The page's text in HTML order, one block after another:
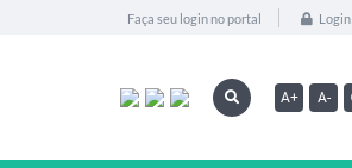
Faça seu login no portal
A+ A-